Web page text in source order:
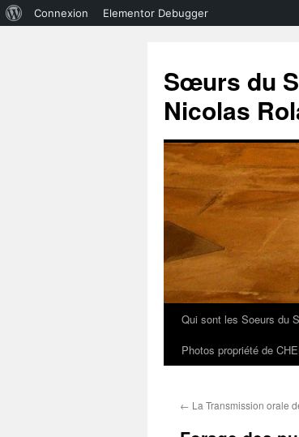
Connexion Elementor Debugger
Sœurs du
Nicolas
Aller
Qui sont les Soeurs du
Photos propriété de
← La Transmission orale